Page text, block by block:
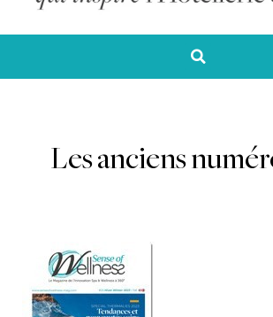
Les anciens
SoW
Mag
25